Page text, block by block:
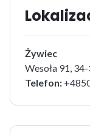
Żywiec
Wesoła 91,
Telefon: